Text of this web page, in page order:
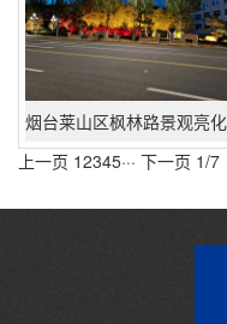
上一页 12345··· 下一页 1/7